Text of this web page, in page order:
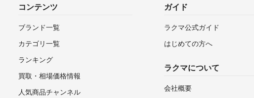
コンテンツ
ブランド一覧
カテゴリ一覧
ランキング
買取・相場価格情報
人気商品チャンネル
ガイド
ラクマ公式ガイド
はじめての方へ
ラクマについて
会社概要